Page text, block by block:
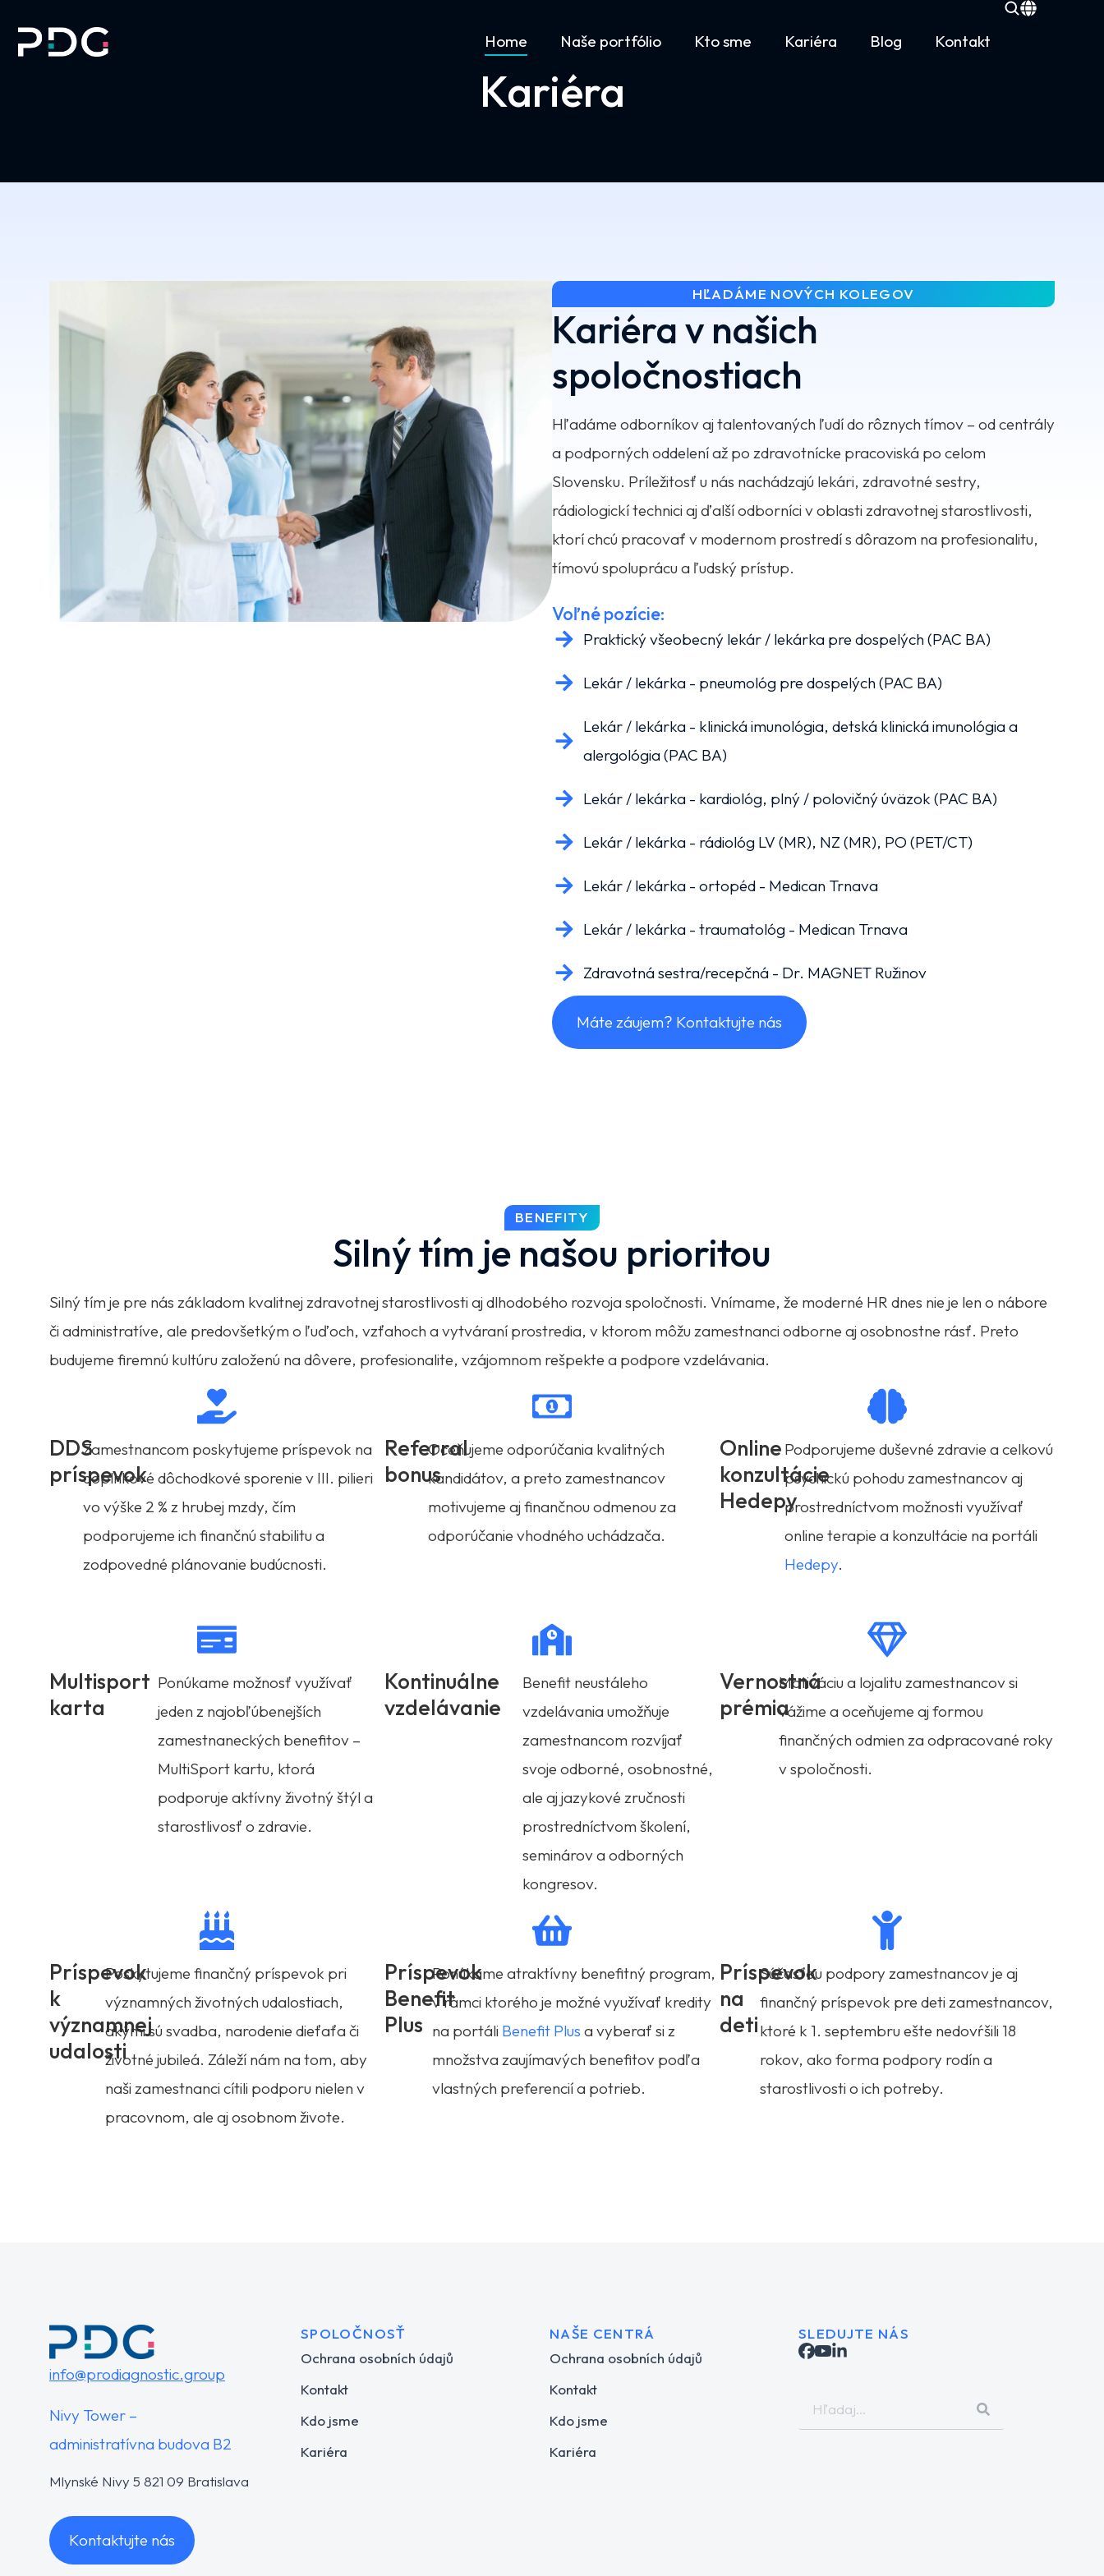
Home Naše portfólio Kto sme Kariéra Blog Kontakt
Kariéra
HĽADÁME NOVÝCH KOLEGOV
Kariéra v našich
spoločnostiach
Hľadáme odborníkov aj talentovaných ľudí do rôznych tímov – od centrály
a podporných oddelení až po zdravotnícke pracoviská po celom
Slovensku. Príležitosť u nás nachádzajú lekári, zdravotné sestry,
rádiologickí technici aj ďalší odborníci v oblasti zdravotnej starostlivosti,
ktorí chcú pracovať v modernom prostredí s dôrazom na profesionalitu,
tímovú spoluprácu a ľudský prístup.
Voľné pozície:
Praktický všeobecný lekár / lekárka pre dospelých (PAC BA)
Lekár / lekárka - pneumológ pre dospelých (PAC BA)
Lekár / lekárka - klinická imunológia, detská klinická imunológia a
alergológia (PAC BA)
Lekár / lekárka - kardiológ, plný / polovičný úväzok (PAC BA)
Lekár / lekárka - rádiológ LV (MR), NZ (MR), PO (PET/CT)
Lekár / lekárka - ortopéd - Medican Trnava
Lekár / lekárka - traumatológ - Medican Trnava
Zdravotná sestra/recepčná - Dr. MAGNET Ružinov
Máte záujem? Kontaktujte nás
BENEFITY
Silný tím je našou prioritou
Silný tím je pre nás základom kvalitnej zdravotnej starostlivosti aj dlhodobého rozvoja spoločnosti. Vnímame, že moderné HR dnes nie je len o nábore
či administratíve, ale predovšetkým o ľuďoch, vzťahoch a vytváraní prostredia, v ktorom môžu zamestnanci odborne aj osobnostne rásť. Preto
budujeme firemnú kultúru založenú na dôvere, profesionalite, vzájomnom rešpekte a podpore vzdelávania.
DDS
príspevok
Zamestnancom poskytujeme príspevok na
doplnkové dôchodkové sporenie v III. pilieri
vo výške 2 % z hrubej mzdy, čím
podporujeme ich finančnú stabilitu a
zodpovedné plánovanie budúcnosti.
Referral
bonus
Oceňujeme odporúčania kvalitných
kandidátov, a preto zamestnancov
motivujeme aj finančnou odmenou za
odporúčanie vhodného uchádzača.
Online
konzultácie
Hedepy
Podporujeme duševné zdravie a celkovú
psychickú pohodu zamestnancov aj
prostredníctvom možnosti využívať
online terapie a konzultácie na portáli
Hedepy.
Multisport
karta
Ponúkame možnosť využívať
jeden z najobľúbenejších
zamestnaneckých benefitov –
MultiSport kartu, ktorá
podporuje aktívny životný štýl a
starostlivosť o zdravie.
Kontinuálne
vzdelávanie
Benefit neustáleho
vzdelávania umožňuje
zamestnancom rozvíjať
svoje odborné, osobnostné,
ale aj jazykové zručnosti
prostredníctvom školení,
seminárov a odborných
kongresov.
Vernostná
prémia
Motiváciu a lojalitu zamestnancov si
vážime a oceňujeme aj formou
finančných odmien za odpracované roky
v spoločnosti.
Príspevok
k
významnej
udalosti
Poskytujeme finančný príspevok pri
významných životných udalostiach,
akými sú svadba, narodenie dieťaťa či
životné jubileá. Záleží nám na tom, aby
naši zamestnanci cítili podporu nielen v
pracovnom, ale aj osobnom živote.
Príspevok
Benefit
Plus
Ponúkame atraktívny benefitný program,
v rámci ktorého je možné využívať kredity
na portáli Benefit Plus a vyberať si z
množstva zaujímavých benefitov podľa
vlastných preferencií a potrieb.
Príspevok
na
deti
Súčasťou podpory zamestnancov je aj
finančný príspevok pre deti zamestnancov,
ktoré k 1. septembru ešte nedovŕšili 18
rokov, ako forma podpory rodín a
starostlivosti o ich potreby.
info@prodiagnostic.group
Nivy Tower –
administratívna budova B2
Mlynské Nivy 5 821 09 Bratislava
Kontaktujte nás
SPOLOČNOSŤ
Ochrana osobních údajů
Kontakt
Kdo jsme
Kariéra
NAŠE CENTRÁ
Ochrana osobních údajů
Kontakt
Kdo jsme
Kariéra
SLEDUJTE NÁS